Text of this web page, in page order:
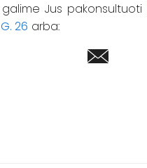
Jus pakonsultuoti
26 arba: